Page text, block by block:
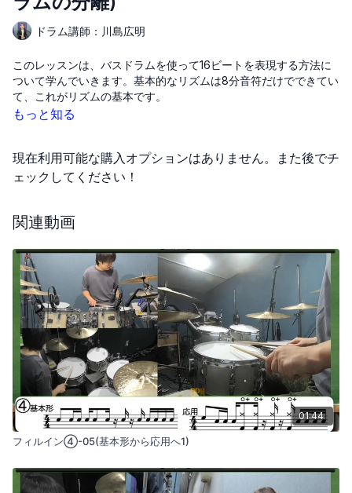
ドラム講師：川島広明
このレッスンは、バスドラムを使って16ビートを表現する方法に
ついて学んでいきます。基本的なリズムは8分音符だけでできてい
て、これがリズムの基本です。
をバスドラムで足して、音楽に立体感と動きを出す方法を練習し
ます。
ことがあります。これは、音楽を聴いてどう体を動かすかによっ
使いながら、右手は8分音符を一定に保ちつつ、右足で16分音符の
バスドラムを入れてみましょう。
最初はちょっと難しいかもしれませんが、右手が崩れずにスムー
ズに流れるようになるまで繰り返し練習してください。違和感が
なくなるまで何度も挑戦し、音楽に新しい味わいを加えることが
できるようになりましょう。
もっと知る
現在利用可能な購入オプションはありません。また後でチ
ェックしてください！
関連動画
01:44
フィルイン④-05(基本形から応用へ1)